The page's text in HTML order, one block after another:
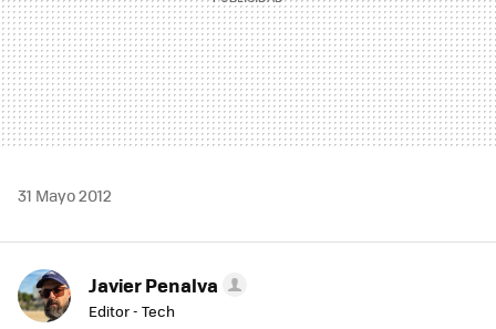
31 Mayo 2012
Javier Penalva
Editor - Tech